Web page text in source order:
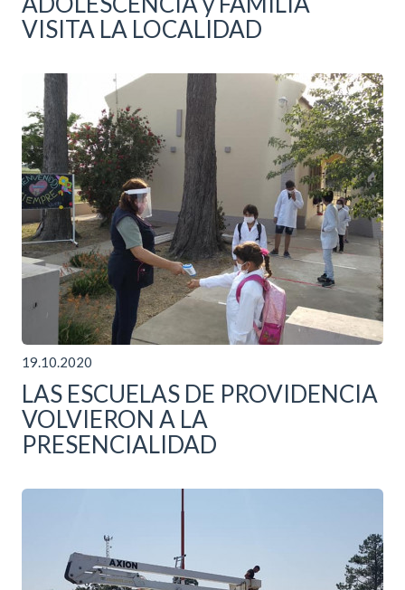
VISITA LA LOCALIDAD
19.10.2020
LAS ESCUELAS DE PROVIDENCIA
VOLVIERON A LA
PRESENCIALIDAD